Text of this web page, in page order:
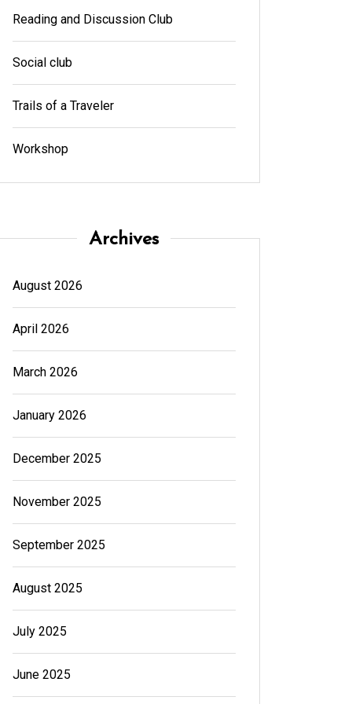
Reading and Discussion Club
Social club
Trails of a Traveler
Workshop
Archives
August 2026
April 2026
March 2026
January 2026
December 2025
November 2025
September 2025
August 2025
July 2025
June 2025